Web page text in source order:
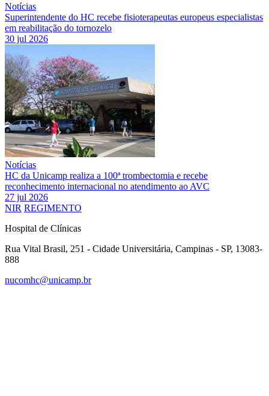
Notícias
Superintendente do HC recebe fisioterapeutas europeus especialistas
em reabilitação do tornozelo
30 jul 2026
Notícias
HC da Unicamp realiza a 100ª trombectomia e recebe
reconhecimento internacional no atendimento ao AVC
27 jul 2026
NIR REGIMENTO
Hospital de Clínicas
Rua Vital Brasil, 251 - Cidade Universitária, Campinas - SP, 13083-
888
nucomhc@unicamp.br